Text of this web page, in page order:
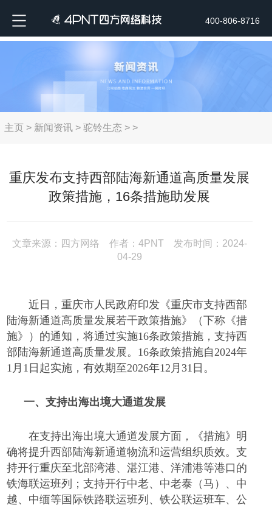
400-806-8716
主页> 新闻资讯> 驼铃生态 > >
重庆发布支持西部陆海新通道高质量发展
政策措施，16条措施助发展
文章来源：四方网络 作者：4PNT 发布时间：2024-
04-29
近日，重庆市人民政府印发《重庆市支持西部
陆海新通道高质量发展若干政策措施》（下称《措
施》）的通知，将通过实施16条政策措施，支持西
部陆海新通道高质量发展。16条政策措施自2024年
1月1日起实施，有效期至2026年12月31日。
一、支持出海出境大通道发展
在支持出海出境大通道发展方面，《措施》明
确将提升西部陆海新通道物流和运营组织质效。支
持开行重庆至北部湾港、湛江港、洋浦港等港口的
铁海联运班列；支持开行中老、中老泰（马）、中
越、中缅等国际铁路联运班列、铁公联运班车、公